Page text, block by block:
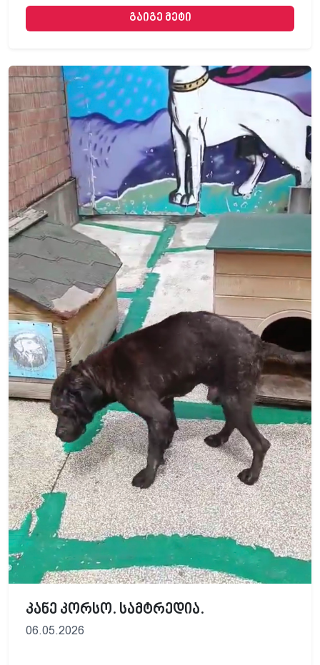
გაიგე მეტი
კანე კორსო. სამტრედია.
06.05.2026